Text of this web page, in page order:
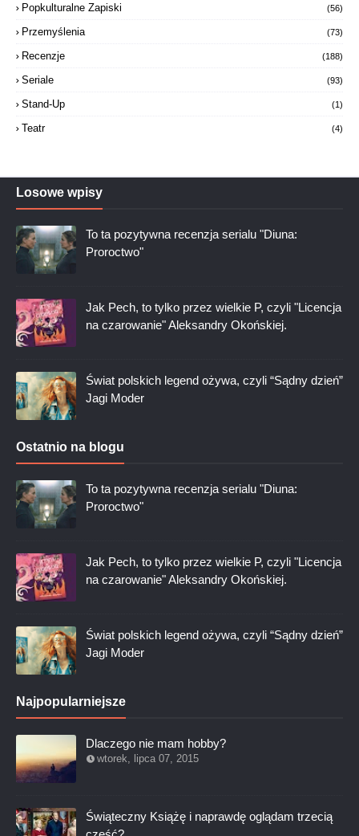
Popkulturalne Zapiski (56)
Przemyślenia (73)
Recenzje (188)
Seriale (93)
Stand-Up (1)
Teatr (4)
Losowe wpisy
To ta pozytywna recenzja serialu "Diuna:
Proroctwo"
Jak Pech, to tylko przez wielkie P, czyli "Licencja
na czarowanie" Aleksandry Okońskiej.
Świat polskich legend ożywa, czyli “Sądny dzień”
Jagi Moder
Ostatnio na blogu
To ta pozytywna recenzja serialu "Diuna:
Proroctwo"
Jak Pech, to tylko przez wielkie P, czyli "Licencja
na czarowanie" Aleksandry Okońskiej.
Świat polskich legend ożywa, czyli “Sądny dzień”
Jagi Moder
Najpopularniejsze
Dlaczego nie mam hobby?
wtorek, lipca 07, 2015
Świąteczny Książę i naprawdę oglądam trzecią